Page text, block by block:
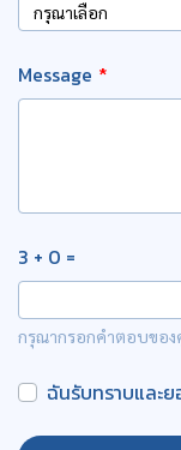
กรุณาเลือก
Message
3 + 0 =
กรุณากรอกคำตอบขอ
ฉันรับทราบและ